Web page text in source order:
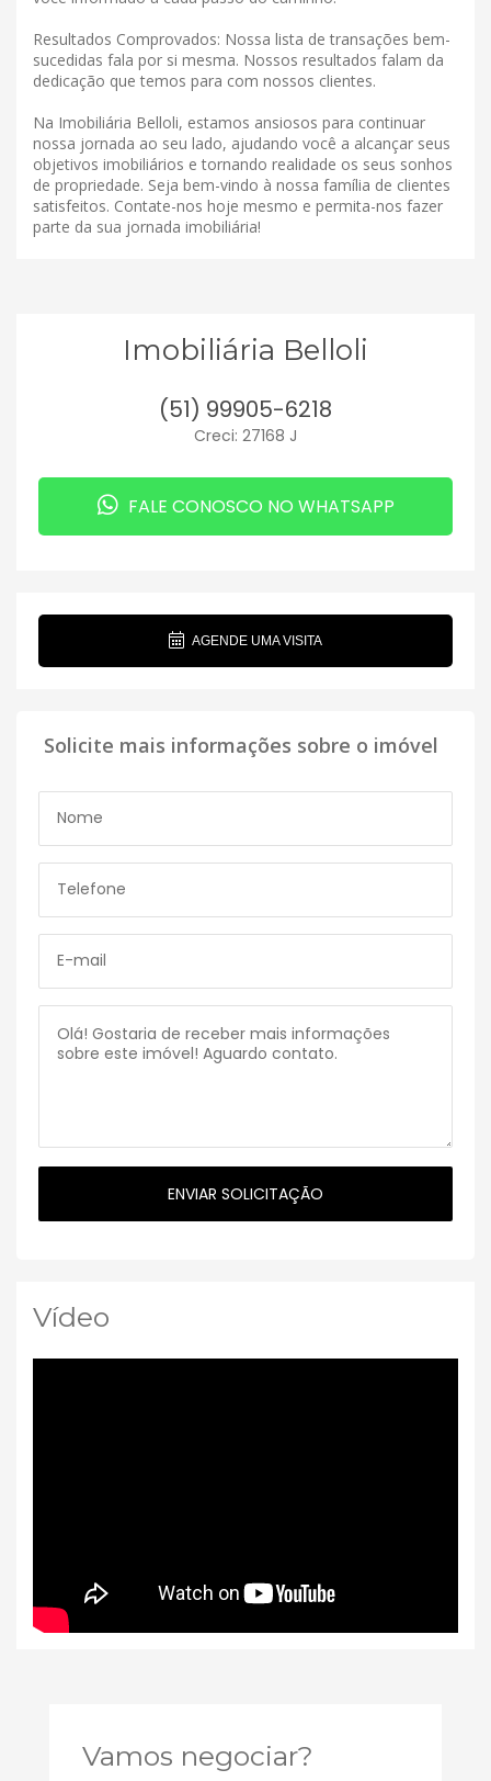
Resultados Comprovados: Nossa lista de transações bem-
sucedidas fala por si mesma. Nossos resultados falam da
dedicação que temos para com nossos clientes.
Na Imobiliária Belloli, estamos ansiosos para continuar
nossa jornada ao seu lado, ajudando você a alcançar seus
objetivos imobiliários e tornando realidade os seus sonhos
de propriedade. Seja bem-vindo à nossa família de clientes
satisfeitos. Contate-nos hoje mesmo e permita-nos fazer
parte da sua jornada imobiliária!
Imobiliária Belloli
(51) 99905-6218
Creci: 27168 J
FALE CONOSCO NO WHATSAPP
AGENDE UMA VISITA
Solicite mais informações sobre o imóvel
Vídeo
Vamos negociar?